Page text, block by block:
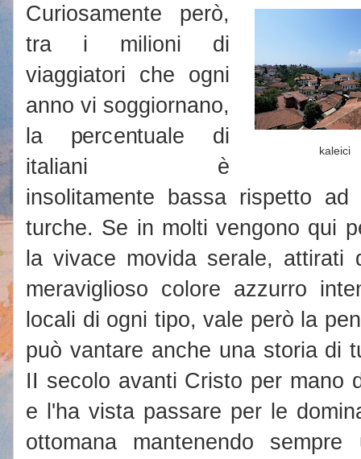
kaleici
Curiosamente però,
tra i milioni di
viaggiatori che ogni
anno vi soggiornano,
la percentuale di
italiani è
insolitamente bassa rispetto
turche. Se in molti vengono qui
la vivace movida serale, attirati
meraviglioso colore azzurro
locali di ogni tipo, vale però la
può vantare anche una storia di
II secolo avanti Cristo per mano
e l'ha vista passare per le
ottomana mantenendo